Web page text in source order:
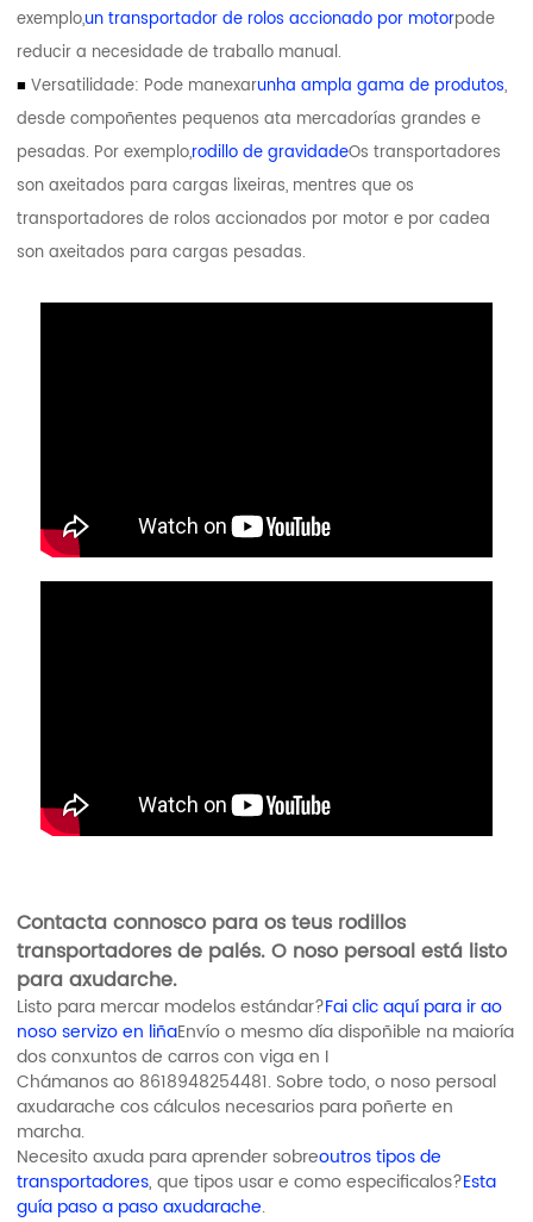
exemplo,un transportador de rolos accionado por motorpode
reducir a necesidade de traballo manual.
■ Versatilidade: Pode manexarunha ampla gama de produtos,
desde compoñentes pequenos ata mercadorías grandes e
pesadas. Por exemplo,rodillo de gravidadeOs transportadores
son axeitados para cargas lixeiras, mentres que os
transportadores de rolos accionados por motor e por cadea
son axeitados para cargas pesadas.
Contacta connosco para os teus rodillos
transportadores de palés. O noso persoal está listo
para axudarche.
Listo para mercar modelos estándar?Fai clic aquí para ir ao
noso servizo en liñaEnvío o mesmo día dispoñible na maioría
dos conxuntos de carros con viga en I
Chámanos ao 8618948254481. Sobre todo, o noso persoal
axudarache cos cálculos necesarios para poñerte en
marcha.
Necesito axuda para aprender sobreoutros tipos de
transportadores, que tipos usar e como especificalos?Esta
guía paso a paso axudarache.